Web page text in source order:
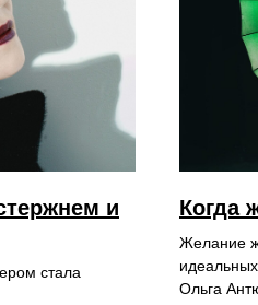
и
стала
Когда
Желание
Ольга